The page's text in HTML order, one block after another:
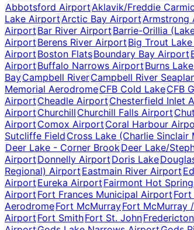
Abbotsford AirportAklavik/Freddie
Lake AirportArctic Bay AirportArmstrong
AirportBar River AirportBarrie-Orillia
AirportBerens River AirportBig Trout
AirportBoston FlatsBoundary Bay Airport
AirportBuffalo Narrows AirportBurns
BayCampbell RiverCampbell River
Memorial AerodromeCFB Cold LakeCFB
AirportCheadle AirportChesterfield Inlet
AirportChurchillChurchill Falls Airport
AirportComox AirportCoral Harbour
Sutcliffe FieldCross Lake (Charlie
Deer Lake - Corner BrookDeer Lake/
AirportDonnelly AirportDoris Lake
Regional) AirportEastmain River Airport
AirportEureka AirportFairmont Hot
AirportFort Frances Municipal AirportFort
AerodromeFort McMurrayFort McMurray
AirportFort SmithFort St. JohnFredericton